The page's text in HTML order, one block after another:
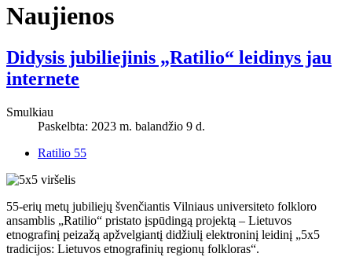
Naujienos
Didysis jubiliejinis „Ratilio“ leidinys jau
internete
Smulkiau
Paskelbta: 2023 m. balandžio 9 d.
Ratilio 55
55-erių metų jubiliejų švenčiantis Vilniaus universiteto folkloro
ansamblis „Ratilio“ pristato įspūdingą projektą – Lietuvos
etnografinį peizažą apžvelgiantį didžiulį elektroninį leidinį „5x5
tradicijos: Lietuvos etnografinių regionų folkloras“.